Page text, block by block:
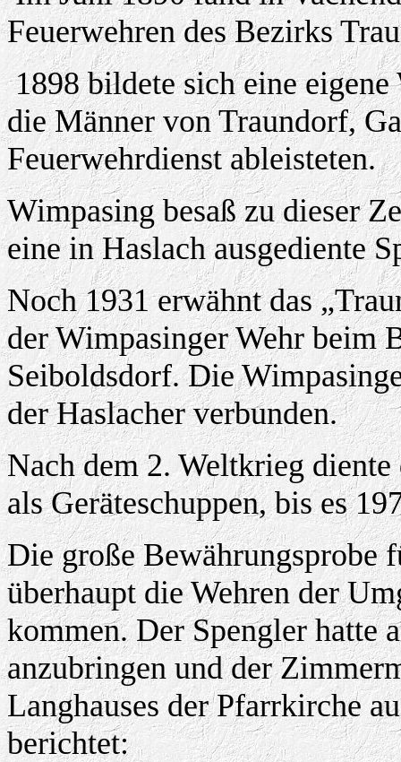
Feuerwehren des Bezirks
1898 bildete sich eine
die Männer von Traundorf,
Feuerwehrdienst ableisteten.
Wimpasing besaß zu dieser
eine in Haslach ausgediente
Noch 1931 erwähnt das
der Wimpasinger Wehr beim
Seiboldsdorf. Die
der Haslacher verbunden.
Nach dem 2. Weltkrieg
als Geräteschuppen, bis es
Die große Bewährungsprobe
überhaupt die Wehren der
kommen. Der Spengler hatte
anzubringen und der
Langhauses der Pfarrkirche
berichtet: